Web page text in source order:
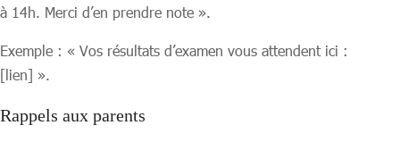
à 14h. Merci d’en prendre note ».
Exemple : « Vos résultats d’examen vous attendent ici :
[lien] ».
Rappels aux parents